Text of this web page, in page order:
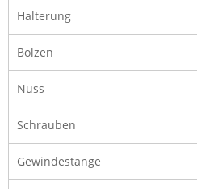
Halterung
Bolzen
Nuss
Schrauben
Gewindestange